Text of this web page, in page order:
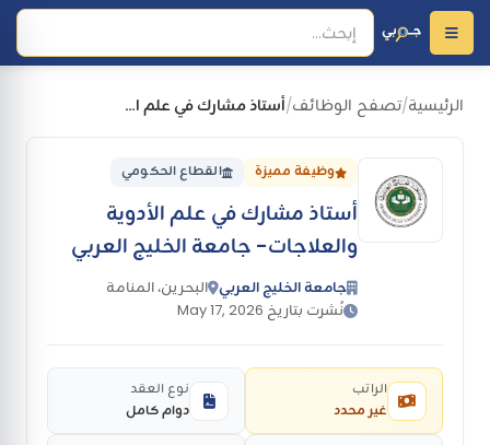
الرئيسية/تصفح الوظائف/ أستاذ مشارك في علم الأدوية والعلاجات- جامعة الخليج العربي
وظيفة مميزة القطاع الحكومي
أستاذ مشارك في علم الأدوية
والعلاجات- جامعة الخليج العربي
جامعة الخليج العربي البحرين، المنامة
نُشرت بتاريخ May 17, 2026
غير محدد
الراتب
دوام كامل
نوع العقد